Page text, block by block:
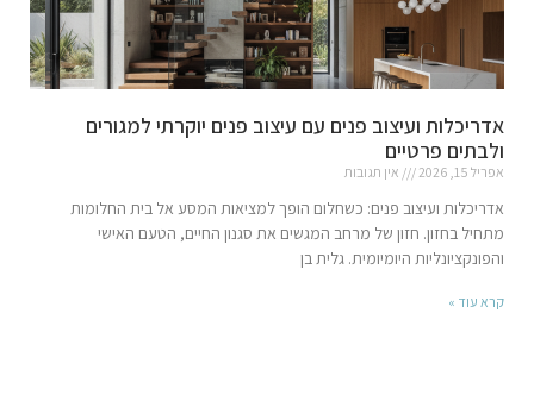
אדריכלות ועיצוב פנים עם עיצוב פנים יוקרתי למגורים
ולבתים פרטיים
אפריל 15, 2026 אין תגובות
אדריכלות ועיצוב פנים: כשחלום הופך למציאות המסע אל בית החלומות
מתחיל בחזון. חזון של מרחב המגשים את סגנון החיים, הטעם האישי
והפונקציונליות היומיומית. גלית בן
קרא עוד »